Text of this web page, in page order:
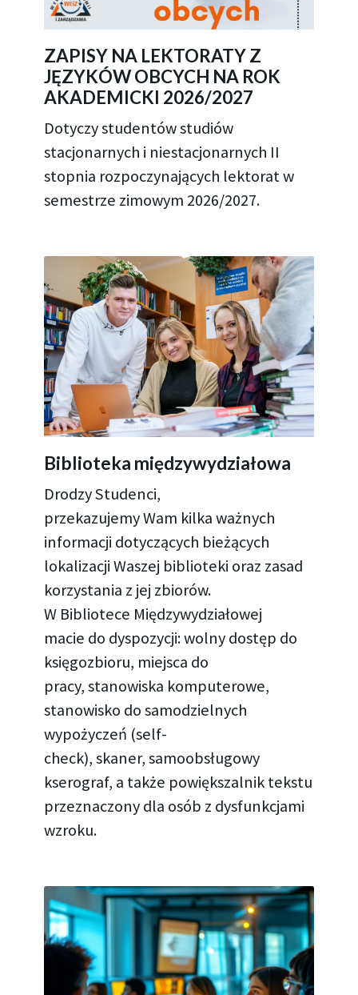
ZAPISY NA LEKTORATY Z
JĘZYKÓW OBCYCH NA ROK
AKADEMICKI 2026/2027
Dotyczy studentów studiów
stacjonarnych i niestacjonarnych II
stopnia rozpoczynających lektorat w
semestrze zimowym 2026/2027.
Biblioteka międzywydziałowa
Drodzy Studenci,
przekazujemy Wam kilka ważnych
informacji dotyczących bieżących
lokalizacji Waszej biblioteki oraz zasad
korzystania z jej zbiorów.
W Bibliotece Międzywydziałowej
macie do dyspozycji: wolny dostęp do
księgozbioru, miejsca do
pracy, stanowiska komputerowe,
stanowisko do samodzielnych
wypożyczeń (self-
check), skaner, samoobsługowy
kserograf, a także powiększalnik tekstu
przeznaczony dla osób z dysfunkcjami
wzroku.